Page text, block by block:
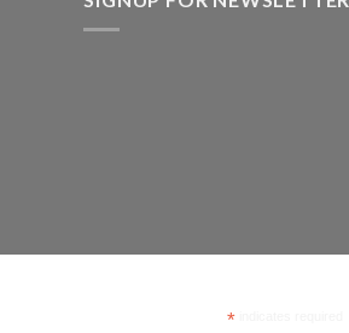
*indicates required